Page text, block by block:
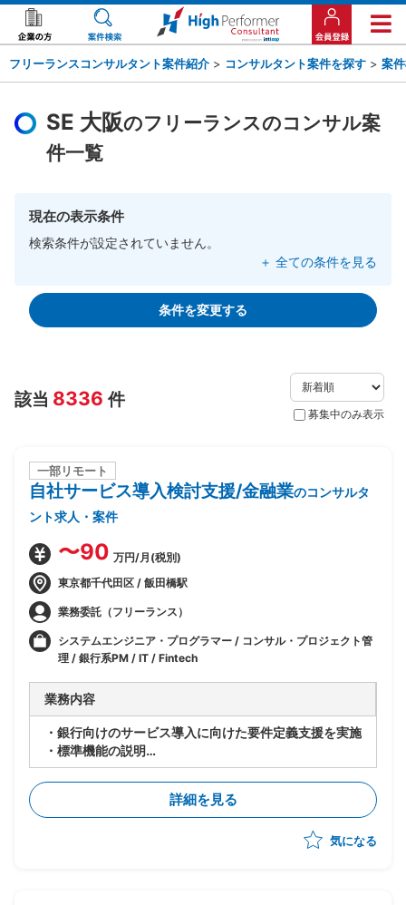
フリーランスコンサルタント案件紹介 > コンサルタント案件を探す > 案
SE 大阪のフリーランスのコンサル案
件一覧
現在の表示条件
検索条件が設定されていません。
＋ 全ての条件を見る
条件を変更する
該当 8336 件
募集中のみ表示
一部リモート
自社サービス導入検討支援/金融業のコンサルタ
ント求人・案件
〜90 万円/月(税別)
東京都千代田区 / 飯田橋駅
業務委託（フリーランス）
システムエンジニア・プログラマー / コンサル・プロジェクト管
理 / 銀行系PM / IT / Fintech
業務内容
・銀行向けのサービス導入に向けた要件定義支援を実施
・標準機能の説明
・標準要件定義書を基にしたFit&Gap
・各ステークホルダーとの折衝
詳細を見る
気になる